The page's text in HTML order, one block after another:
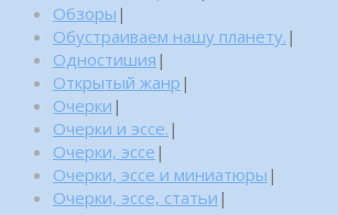
Обзоры |
Обустраиваем нашу планету. |
Одностишия |
Открытый жанр |
Очерки |
Очерки и эссе. |
Очерки, эссе |
Очерки, эссе и миниатюры |
Очерки, эссе, статьи |